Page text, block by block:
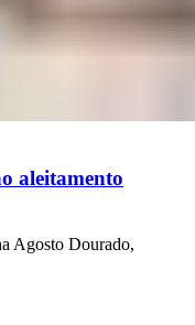
aleitamento
Agosto Dourado,